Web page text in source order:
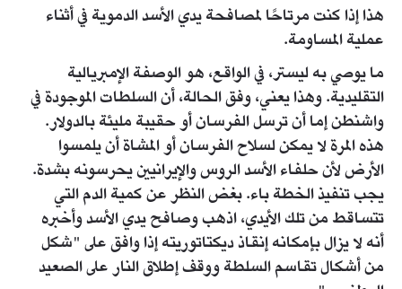
هذا إذا كنت مرتاحًا لمصافحة يدي الأسد الدموية في أثناء
عملية المساومة.
ما يوصي به ليستر، في الواقع، هو الوصفة الإمبريالية
التقليدية. وهذا يعني، وفق الحالة، أن السلطات الموجودة في
واشنطن إما أن ترسل الفرسان أو حقيبة مليئة بالدولار.
هذه المرة لا يمكن لسلاح الفرسان أو المشاة أن يلمسوا
الأرض لأن حلفاء الأسد الروس والإيرانيين يحرسونه بشدة.
يجب تنفيذ الخطة باء. بغض النظر عن كمية الدم التي
تتساقط من تلك الأيدي، اذهب وصافح يدي الأسد وأخبره
أنه لا يزال بإمكانه إنقاذ ديكتاتوريته إذا وافق على "شكل
من أشكال تقاسم السلطة ووقف إطلاق النار على الصعيد